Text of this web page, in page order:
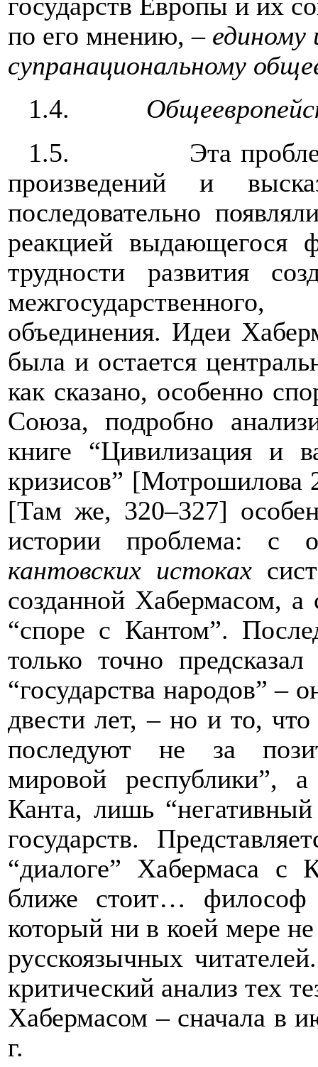
по его мнению, – единому
супранациональному
1.4.
1.5.
Эта
произведений и
последовательно
реакцией выдающегося
трудности развития
объединения. Идеи
была и остается
как сказано, особенно
Союза, подробно
книге “Цивилизация и
кризисов” [Мотрошилова
[Там же, 320–327]
истории проблема: с
кантовских истоках
созданной Хабермасом,
“споре с Кантом”.
только точно
“государства народов” –
двести лет, – но и то,
последуют не за
мировой республики”,
Канта, лишь
государств.
“диалоге” Хабермаса
ближе стоит…
который ни в коей мере
русскоязычных
критический анализ тех
Хабермасом – сначала в
г.